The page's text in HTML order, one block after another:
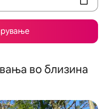
во близина